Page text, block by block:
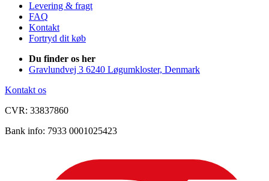
Levering & fragt
FAQ
Kontakt
Fortryd dit køb
Du finder os her
Gravlundvej 3 6240 Løgumkloster, Denmark
Kontakt os
CVR: 33837860
Bank info: 7933 0001025423